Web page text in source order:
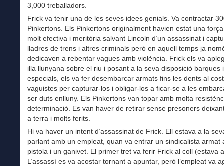
3,000 treballadors.
Frick va tenir una de les seves idees genials. Va contractar
Pinkertons. Els Pinkertons originalment havien estat una
molt efectiva i meritòria salvant Lincoln d’un assassinat i
lladres de trens i altres criminals però en aquell temps ja
dedicaven a rebentar vagues amb violència. Frick els va
illa llunyana sobre el riu i posant a la seva disposició barques
especials, els va fer desembarcar armats fins les dents al
vaguistes per capturar-los i obligar-los a ficar-se a les
ser duts enlluny. Els Pinkertons van topar amb molta
determinació. Es van haver de retirar sense presoners
a terra i molts ferits.
Hi va haver un intent d’assassinat de Frick. Ell estava a la
parlant amb un empleat, quan va entrar un sindicalista armat
pistola i un ganivet. El primer tret va ferir Frick al coll (estava
L’assassí es va acostar tornant a apuntar, però l’empleat va